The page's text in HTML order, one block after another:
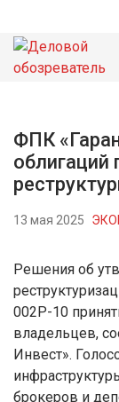
НОВОСТИ
ФПК
облигаций
13 мая 2025
Решения об
002Р-10
владельцев,
Инвест».
брокеров и